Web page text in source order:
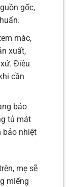
gốc,
mác,
xuất,
Điều
cần
bảo
tủ mát
bảo nhiệt
mẹ sẽ
miếng